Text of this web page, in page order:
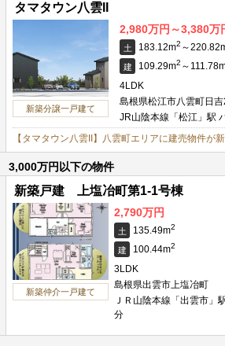
タマタウン八雲II
新築分譲一戸建て
2,980万円～3,380万
土 183.12m2 ～
建 109.29m2 ～
4LDK
島根県松江市八雲町日
JR山陰本線「松江」駅
【タマタウン八雲II】八雲町エリアに建売物件が新
3,000万円以下の物件
新築戸建 上塩冶町第1-1号棟
新築仲介一戸建て
2,790万円
土 135.49m2
建 100.44m2
3LDK
島根県出雲市上塩冶町
ＪＲ山陰本線「出雲市」
分